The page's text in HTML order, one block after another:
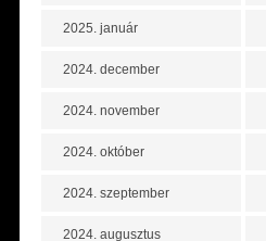
2025. január
2024. december
2024. november
2024. október
2024. szeptember
2024. augusztus